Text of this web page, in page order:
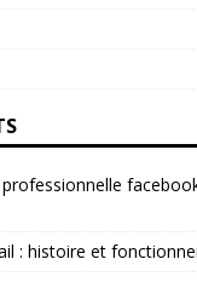
: histoire et